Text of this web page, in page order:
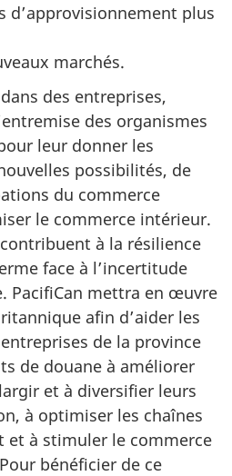
d’approvisionnement plus
marchés.
des entreprises,
des organismes
leur donner les
possibilités, de
du commerce
le commerce intérieur.
à la résilience
face à l’incertitude
PacifiCan mettra en œuvre
afin d’aider les
de la province
de douane à améliorer
et à diversifier leurs
à optimiser les chaînes
et à stimuler le commerce
bénéficier de ce